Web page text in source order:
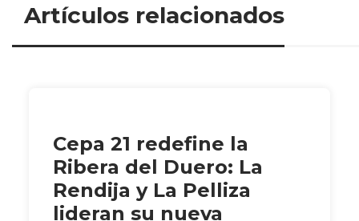
Artículos relacionados
Cepa 21 redefine la
Ribera del Duero: La
Rendija y La Pelliza
lideran su nueva